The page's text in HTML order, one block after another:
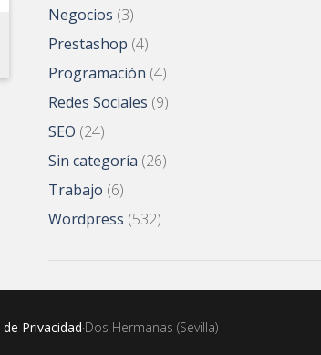
Negocios (3)
Prestashop (4)
Programación (4)
Redes Sociales (9)
SEO (24)
Sin categoría (26)
Trabajo (6)
Wordpress (532)
Privacidad·Dos Hermanas (Sevilla)